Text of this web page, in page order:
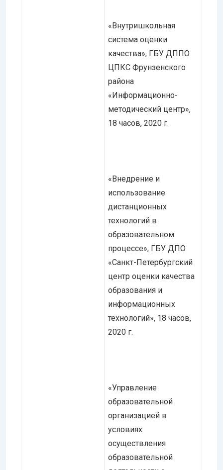
«Внутришкольная
система оценки
качества», ГБУ ДППО
ЦПКС Фрунзенского
района
«Информационно-
методический центр»,
18 часов, 2020 г.
«Внедрение и
использование
дистанционных
технологий в
образовательном
процессе», ГБУ ДПО
«Санкт-Петербургский
центр оценки качества
образования и
информационных
технологий», 18 часов,
2020 г.
«Управление
образовательной
организацией в
условиях
осуществления
образовательной